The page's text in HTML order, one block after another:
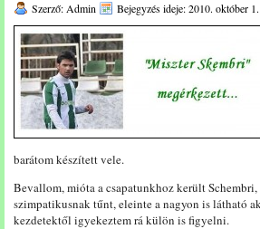
Szerző: Admin Bejegyzés ideje: 2010. október 1.
barátom készített vele.
Bevallom, mióta a csapatunkhoz került
szimpatikusnak tűnt, eleinte a nagyon is látható
kezdetektől igyekeztem rá külön is figyelni.